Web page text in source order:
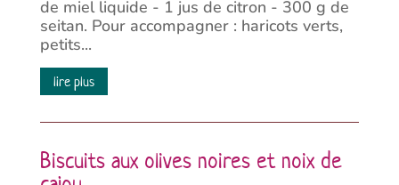
de miel liquide - 1 jus de citron - 300 g de
seitan. Pour accompagner : haricots verts,
petits...
lire plus
Biscuits aux olives noires et noix de